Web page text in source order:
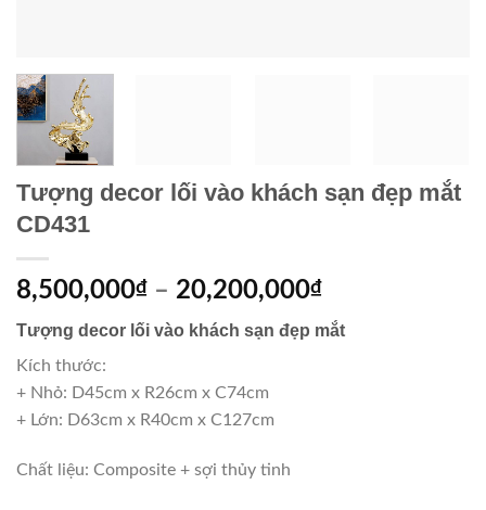
Tượng decor lối vào khách sạn đẹp mắt
CD431
8,500,000₫ – 20,200,000₫
Tượng decor lối vào khách sạn đẹp mắt
Kích thước:
+ Nhỏ: D45cm x R26cm x C74cm
+ Lớn: D63cm x R40cm x C127cm
Chất liệu: Composite + sợi thủy tinh